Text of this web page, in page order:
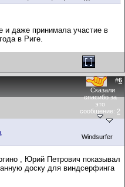
и даже принимала участие в
в Риге.
#6
Сказали
спасибо за
это
сообщение: 2
Windsurfer
, Юрий Петрович показывал
доску для виндсерфинга